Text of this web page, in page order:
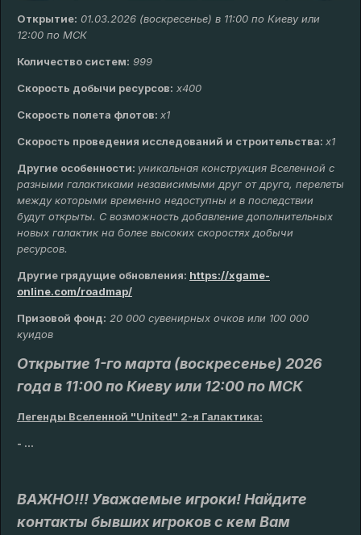
Открытие: 01.03.2026 (воскресенье) в 11:00 по Киеву или
12:00 по МСК
Количество систем: 999
Скорость добычи ресурсов: х400
Скорость полета флотов: х1
Скорость проведения исследований и строительства: x1
Другие особенности: уникальная конструкция Вселенной с
разными галактиками независимыми друг от друга, перелеты
между которыми временно недоступны и в последствии
будут открыты. С возможность добавление дополнительных
новых галактик на более высоких скоростях добычи
ресурсов.
Другие грядущие обновления: https://xgame-
online.com/roadmap/
Призовой фонд: 20 000 сувенирных очков или 100 000
куидов
Открытие 1-го марта (воскресенье) 2026
года в 11:00 по Киеву или 12:00 по МСК
Легенды Вселенной "United" 2-я Галактика:
- ...
ВАЖНО!!! Уважаемые игроки! Найдите
контакты бывших игроков с кем Вам